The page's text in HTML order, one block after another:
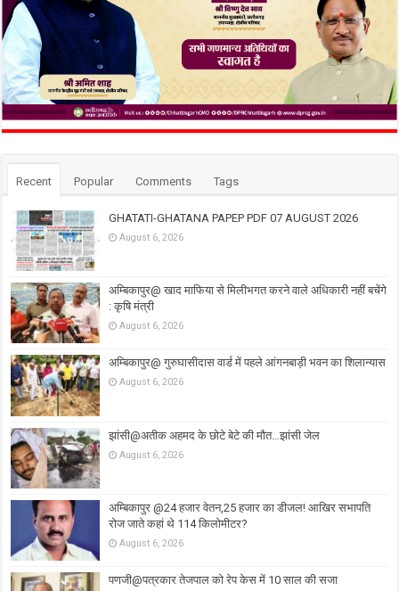
Recent Popular Comments Tags
GHATATI-GHATANA PAPEP PDF 07 AUGUST 2026
August 6, 2026
अम्बिकापुर@ खाद माफिया से मिलीभगत करने वाले अधिकारी नहीं बचेंगे
: कृषि मंत्री
August 6, 2026
अम्बिकापुर@ गुरुघासीदास वार्ड में पहले आंगनबाड़ी भवन का शिलान्यास
August 6, 2026
झांसी@अतीक अहमद के छोटे बेटे की मौत…झांसी जेल
August 6, 2026
अम्बिकापुर @24 हजार वेतन,25 हजार का डीजल! आखिर सभापति
रोज जाते कहां थे 114 किलोमीटर?
August 6, 2026
पणजी@पत्रकार तेजपाल को रेप केस में 10 साल की सजा